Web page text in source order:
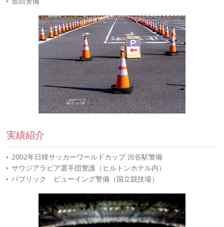
実績紹介
2002年日韓サッカーワールドカップ 渋谷駅警備
サウジアラビア選手団警護（ヒルトンホテル内）
パブリック ビューイング警備（国立競技場）